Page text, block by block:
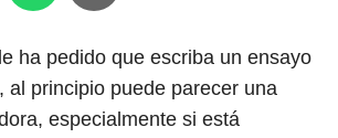
ha pedido que escriba un ensayo
al principio puede parecer una
especialmente si está